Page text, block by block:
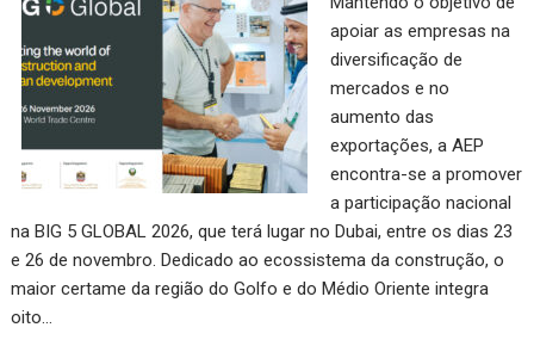
apoiar as empresas na
diversificação de
mercados e no
aumento das
exportações, a AEP
encontra-se a promover
a participação nacional
na BIG 5 GLOBAL 2026, que terá lugar no Dubai, entre os dias 23
e 26 de novembro. Dedicado ao ecossistema da construção, o
maior certame da região do Golfo e do Médio Oriente integra
oito…